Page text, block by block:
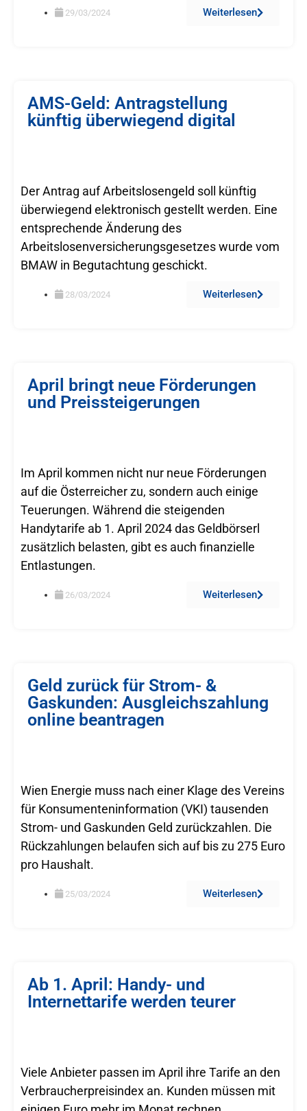
29/03/2024 Weiterlesen
AMS-Geld: Antragstellung
künftig überwiegend digital
Der Antrag auf Arbeitslosengeld soll künftig
überwiegend elektronisch gestellt werden. Eine
entsprechende Änderung des
Arbeitslosenversicherungsgesetzes wurde vom
BMAW in Begutachtung geschickt.
28/03/2024 Weiterlesen
April bringt neue Förderungen
und Preissteigerungen
Im April kommen nicht nur neue Förderungen
auf die Österreicher zu, sondern auch einige
Teuerungen. Während die steigenden
Handytarife ab 1. April 2024 das Geldbörserl
zusätzlich belasten, gibt es auch finanzielle
Entlastungen.
26/03/2024 Weiterlesen
Geld zurück für Strom- &
Gaskunden: Ausgleichszahlung
online beantragen
Wien Energie muss nach einer Klage des Vereins
für Konsumenteninformation (VKI) tausenden
Strom- und Gaskunden Geld zurückzahlen. Die
Rückzahlungen belaufen sich auf bis zu 275 Euro
pro Haushalt.
25/03/2024 Weiterlesen
Ab 1. April: Handy- und
Internettarife werden teurer
Viele Anbieter passen im April ihre Tarife an den
Verbraucherpreisindex an. Kunden müssen mit